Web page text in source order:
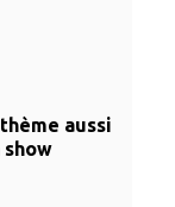
aussi